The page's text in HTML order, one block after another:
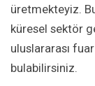
üretmekteyiz.
küresel sektör
uluslararası
bulabilirsiniz.